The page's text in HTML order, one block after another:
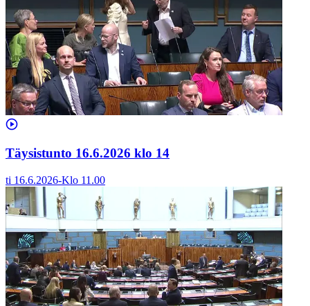
Täysistunto 16.6.2026 klo 14
ti 16.6.2026-Klo 11.00